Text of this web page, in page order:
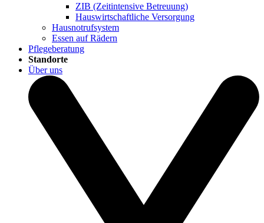
ZIB (Zeitintensive Betreuung)
Hauswirtschaftliche Versorgung
Hausnotrufsystem
Essen auf Rädern
Pflegeberatung
Standorte
Über uns